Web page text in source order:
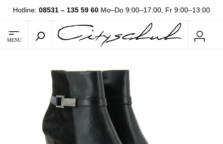
Hotline: 08531 – 135 59 60 Mo–Do 9:00–17:00, Fr 9:00–13:00
MENU